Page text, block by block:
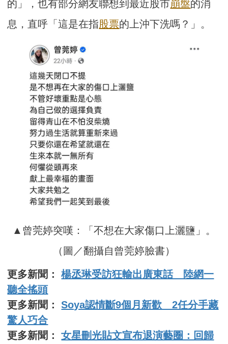
的」，也有部分網友聯想到最近股市崩盤的消
息，直呼「這是在指股票的上沖下洗嗎？」。
▲曾莞婷突嘆：「不想在大家傷口上灑鹽」。
（圖／翻攝自曾莞婷臉書）
更多新聞：楊丞琳受訪狂輸出廣東話 陸網一
聽全搖頭
更多新聞：Soya認情斷9個月新歡 2任分手藏
驚人巧合
更多新聞：女星刪光貼文宣布退演藝圈：回歸